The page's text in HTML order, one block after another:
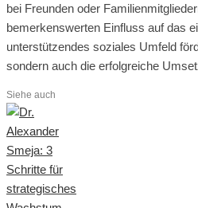
bei Freunden oder
bemerkenswerten Einfluss auf das
unterstützendes soziales Umfeld
sondern auch die erfolgreiche
Siehe auch